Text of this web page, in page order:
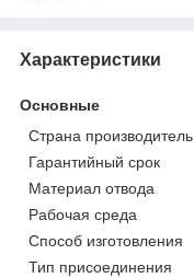
Характеристики
Основные
Страна производитель
Гарантийный срок
Материал отвода
Рабочая среда
Способ изготовления
Тип присоединения